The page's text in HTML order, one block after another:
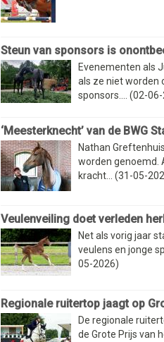
Steun van sponsors is
Evenementen als
als ze niet worden
sponsors.... (02-
‘Meesterknecht’ van de BWG
Nathan
worden genoemd.
kracht... (31-05-
Veulenveiling doet verleden
Net als vorig jaar
veulens en jonge
05-2026)
Regionale ruitertop jaagt op
De regionale
de Grote Prijs van